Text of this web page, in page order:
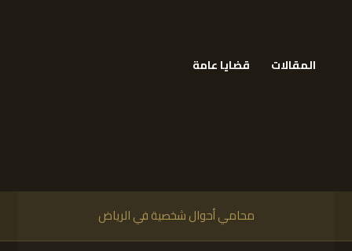
المقالات قضايا عامة
محامي أحوال شخصية في الرياض